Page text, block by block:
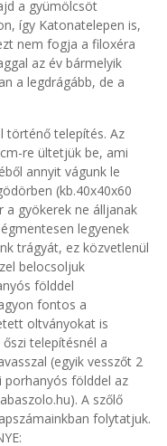
a gyümölcsöt
így Katonatelepen is,
nem fogja a filoxéra
az év bármelyik
a legdrágább, de a
történő telepítés. Az
re ültetjük be, ami
annyit vágunk le
(kb.40x40x60
a gyökerek ne álljanak
legyenek
trágyát, ez közvetlenül
belocsoljuk
földdel
fontos a
oltványokat is
telepítésnél a
(egyik vesszőt 2
földdel az
A szőlő
folytatjuk.